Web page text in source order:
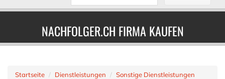
NACHFOLGER.CH FIRMA KAUFEN
Startseite Dienstleistungen
Sonstige Dienstleistungen